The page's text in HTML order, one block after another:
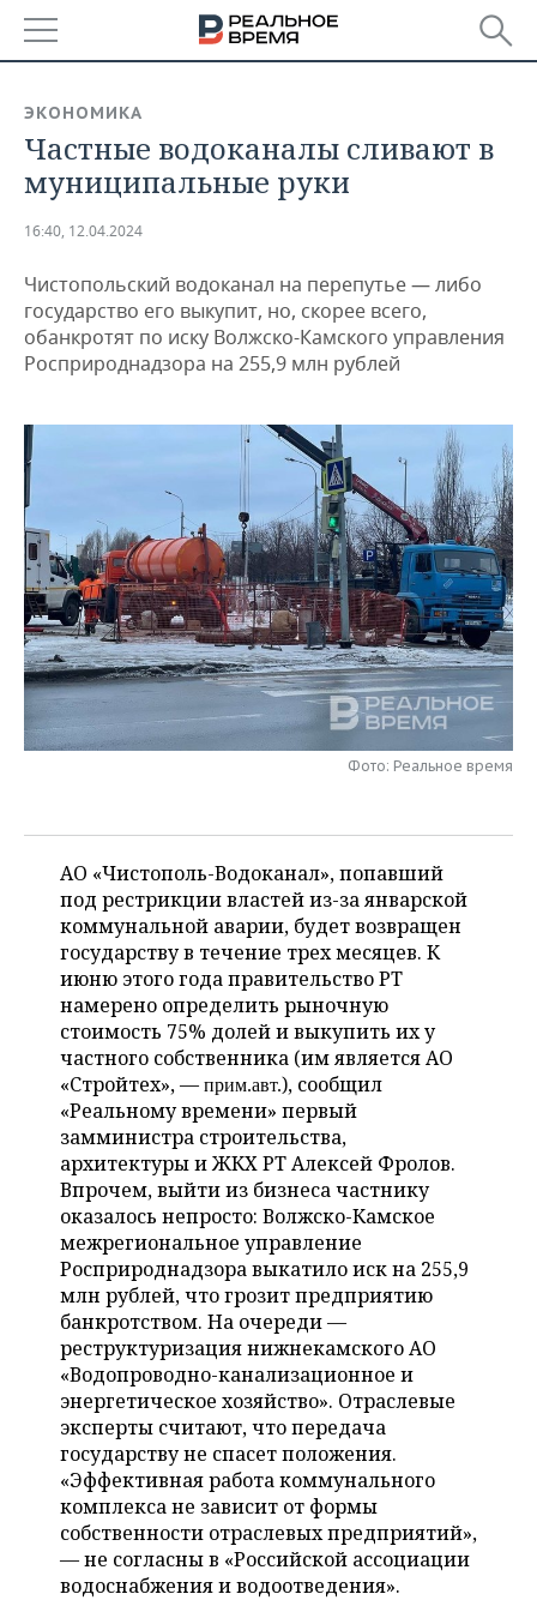
БАШКОРТОСТАН
ТАТАРСТАН
НОВОСТИ
АНАЛИТИКА
ДЕКЛАРАЦИИ О ДОХОДАХ
КОРОЛИ ГОСЗАКАЗА ПФО
КОМУ ПРИНАДЛЕЖАТ
ТОРГОВЫЕ ЦЕНТРЫ
ТАТАРСТАНА
НОВОСТИ ЭКОНОМИКИ
ФИНАНСЫ
БЮДЖЕТ
ИНВЕСТИЦИИ
ПРОМЫШЛЕННОСТЬ
НОВОСТИ
ПРОМЫШЛЕННОСТИ
АГРОПРОМ
МАШИНОСТРОЕНИЕ
НЕФТЕХИМИЯ
НЕФТЬ
ОПК
ЭНЕРГЕТИКА
НЕДВИЖИМОСТЬ
НОВОСТИ АВТО
БИЗНЕС
НОВОСТИ БИЗНЕСА
РОЗНИЧНАЯ ТОРГОВЛЯ
ТРАНСПОРТ
УСЛУГИ
ТЕХНОЛОГИИ
НОВОСТИ ТЕХНОЛОГИЙ
IT
МЕДИА
ТЕЛЕКОММУНИКАЦИИ
МЕРОПРИЯТИЯ
НОВОСТИ МЕРОПРИЯТИЙ
ВЫЕЗДНАЯ РЕДАКЦИЯ
БИЗНЕС-БРАНЧИ
СПОРТ
НОВОСТИ СПОРТА
ФУТБОЛ
ВОЛЕЙБОЛ
КИБЕРСПОРТ
ФИГУРНОЕ КАТАНИЕ
ВОДНЫЕ ВИДЫ СПОРТА
ХОККЕЙ С МЯЧОМ
ОБЩЕСТВО
НОВОСТИ ОБЩЕСТВА
ИСТОРИЯ
КУЛЬТУРА
МЕДИЦИНА
ОБРАЗОВАНИЕ
ПРОИСШЕСТВИЯ
ФОТОГАЛЕРЕЯ
СПИСОК ПЕРСОН
СПИСОК КОМПАНИЙ
ПОЛНАЯ ВЕРСИЯ
ЭКОНОМИКА
Частные водоканалы сливают в
муниципальные руки
16:40, 12.04.2024
Чистопольский водоканал на перепутье — либо
государство его выкупит, но, скорее всего,
обанкротят по иску Волжско-Камского управления
Росприроднадзора на 255,9 млн рублей
Фото: Реальное время
АО «Чистополь-Водоканал», попавший
под рестрикции властей из-за январской
коммунальной аварии, будет возвращен
государству в течение трех месяцев. К
июню этого года правительство РТ
намерено определить рыночную
стоимость 75% долей и выкупить их у
частного собственника (им является АО
«Стройтех», — прим.авт.), сообщил
«Реальному времени» первый
замминистра строительства,
архитектуры и ЖКХ РТ Алексей Фролов.
Впрочем, выйти из бизнеса частнику
оказалось непросто: Волжско-Камское
межрегиональное управление
Росприроднадзора выкатило иск на 255,9
млн рублей, что грозит предприятию
банкротством. На очереди —
реструктуризация нижнекамского АО
«Водопроводно-канализационное и
энергетическое хозяйство». Отраслевые
эксперты считают, что передача
государству не спасет положения.
«Эффективная работа коммунального
комплекса не зависит от формы
собственности отраслевых предприятий»,
— не согласны в «Российской ассоциации
водоснабжения и водоотведения».